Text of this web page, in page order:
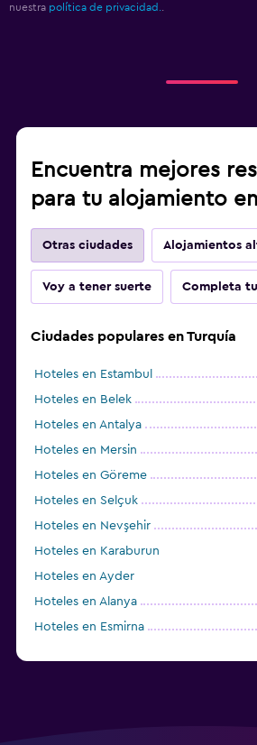
nuestra política de privacidad.
Encuentra mejores
para tu alojamiento
Otras ciudades Alojamientos
Voy a tener suerte Completa
Ciudades populares en Turquía
Hoteles en Estambul
Hoteles en Belek
Hoteles en Antalya
Hoteles en Mersin
Hoteles en Göreme
Hoteles en Selçuk
Hoteles en Nevşehir
Hoteles en Karaburun
Hoteles en Ayder
Hoteles en Alanya
Hoteles en Esmirna